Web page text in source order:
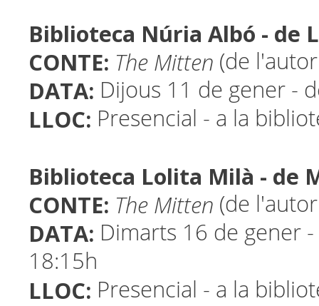
Biblioteca Núria Albó - de
CONTE: The Mitten (de
DATA: Dijous 11 de gener -
LLOC: Presencial - a la
Biblioteca Lolita Milà - de
CONTE: The Mitten (de
DATA: Dimarts 16 de gener
18:15h
LLOC: Presencial - a la